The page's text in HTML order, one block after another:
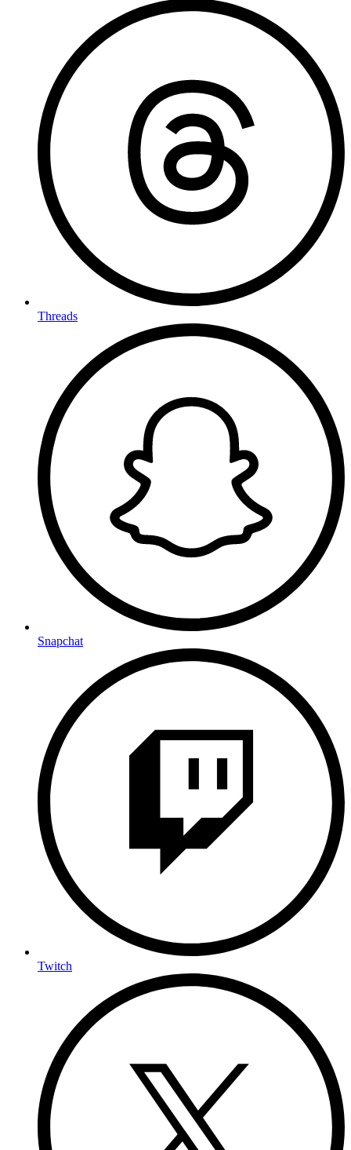
Threads
Snapchat
Twitch